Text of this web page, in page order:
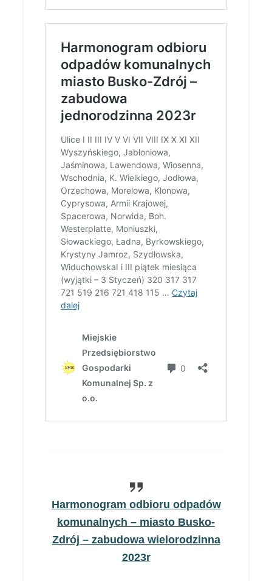
Harmonogram odbioru odpadów
komunalnych – miasto Busko-
Zdrój – zabudowa wielorodzinna
2023r